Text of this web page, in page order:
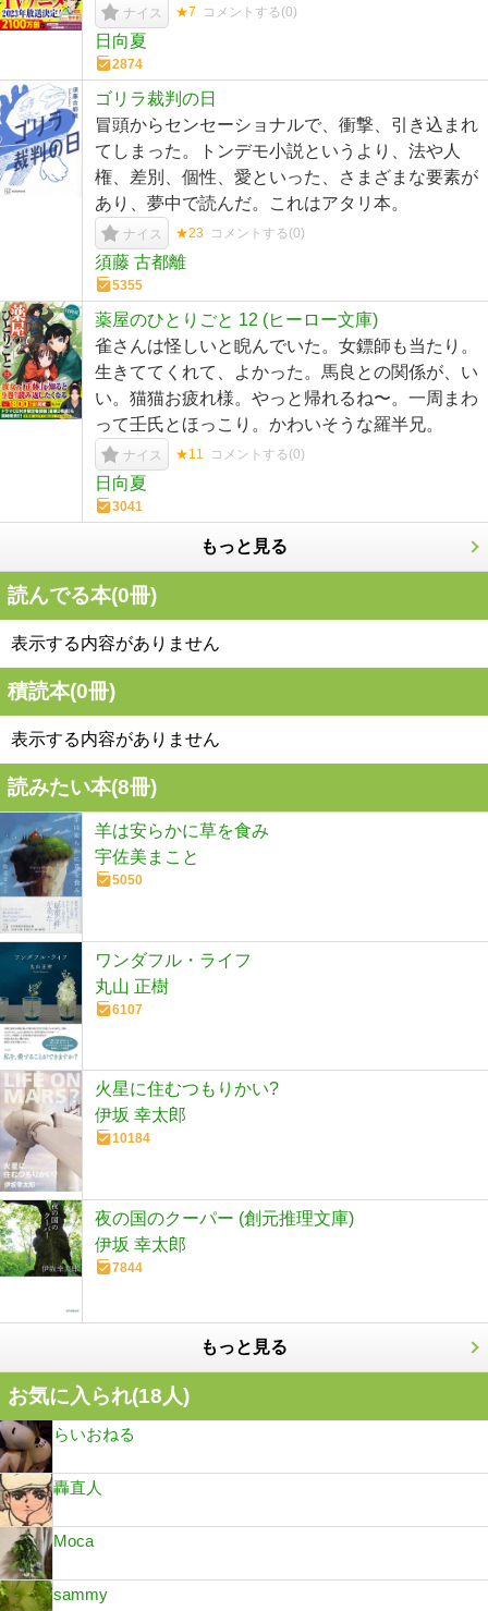
ナイス ★7 コメントする(0)
日向夏
2874
ゴリラ裁判の日
冒頭からセンセーショナルで、衝撃、引き込まれ
てしまった。トンデモ小説というより、法や人
権、差別、個性、愛といった、さまざまな要素が
あり、夢中で読んだ。これはアタリ本。
ナイス ★23 コメントする(0)
須藤 古都離
5355
薬屋のひとりごと 12 (ヒーロー文庫)
雀さんは怪しいと睨んでいた。女鏢師も当たり。
生きててくれて、よかった。馬良との関係が、い
い。猫猫お疲れ様。やっと帰れるね〜。一周まわ
って壬氏とほっこり。かわいそうな羅半兄。
ナイス ★11 コメントする(0)
日向夏
3041
もっと見る
読んでる本(0冊)
表示する内容がありません
積読本(0冊)
表示する内容がありません
読みたい本(8冊)
羊は安らかに草を食み
宇佐美まこと
5050
ワンダフル・ライフ
丸山 正樹
6107
火星に住むつもりかい?
伊坂 幸太郎
10184
夜の国のクーパー (創元推理文庫)
伊坂 幸太郎
7844
もっと見る
お気に入られ(18人)
らいおねる
轟直人
Moca
sammy